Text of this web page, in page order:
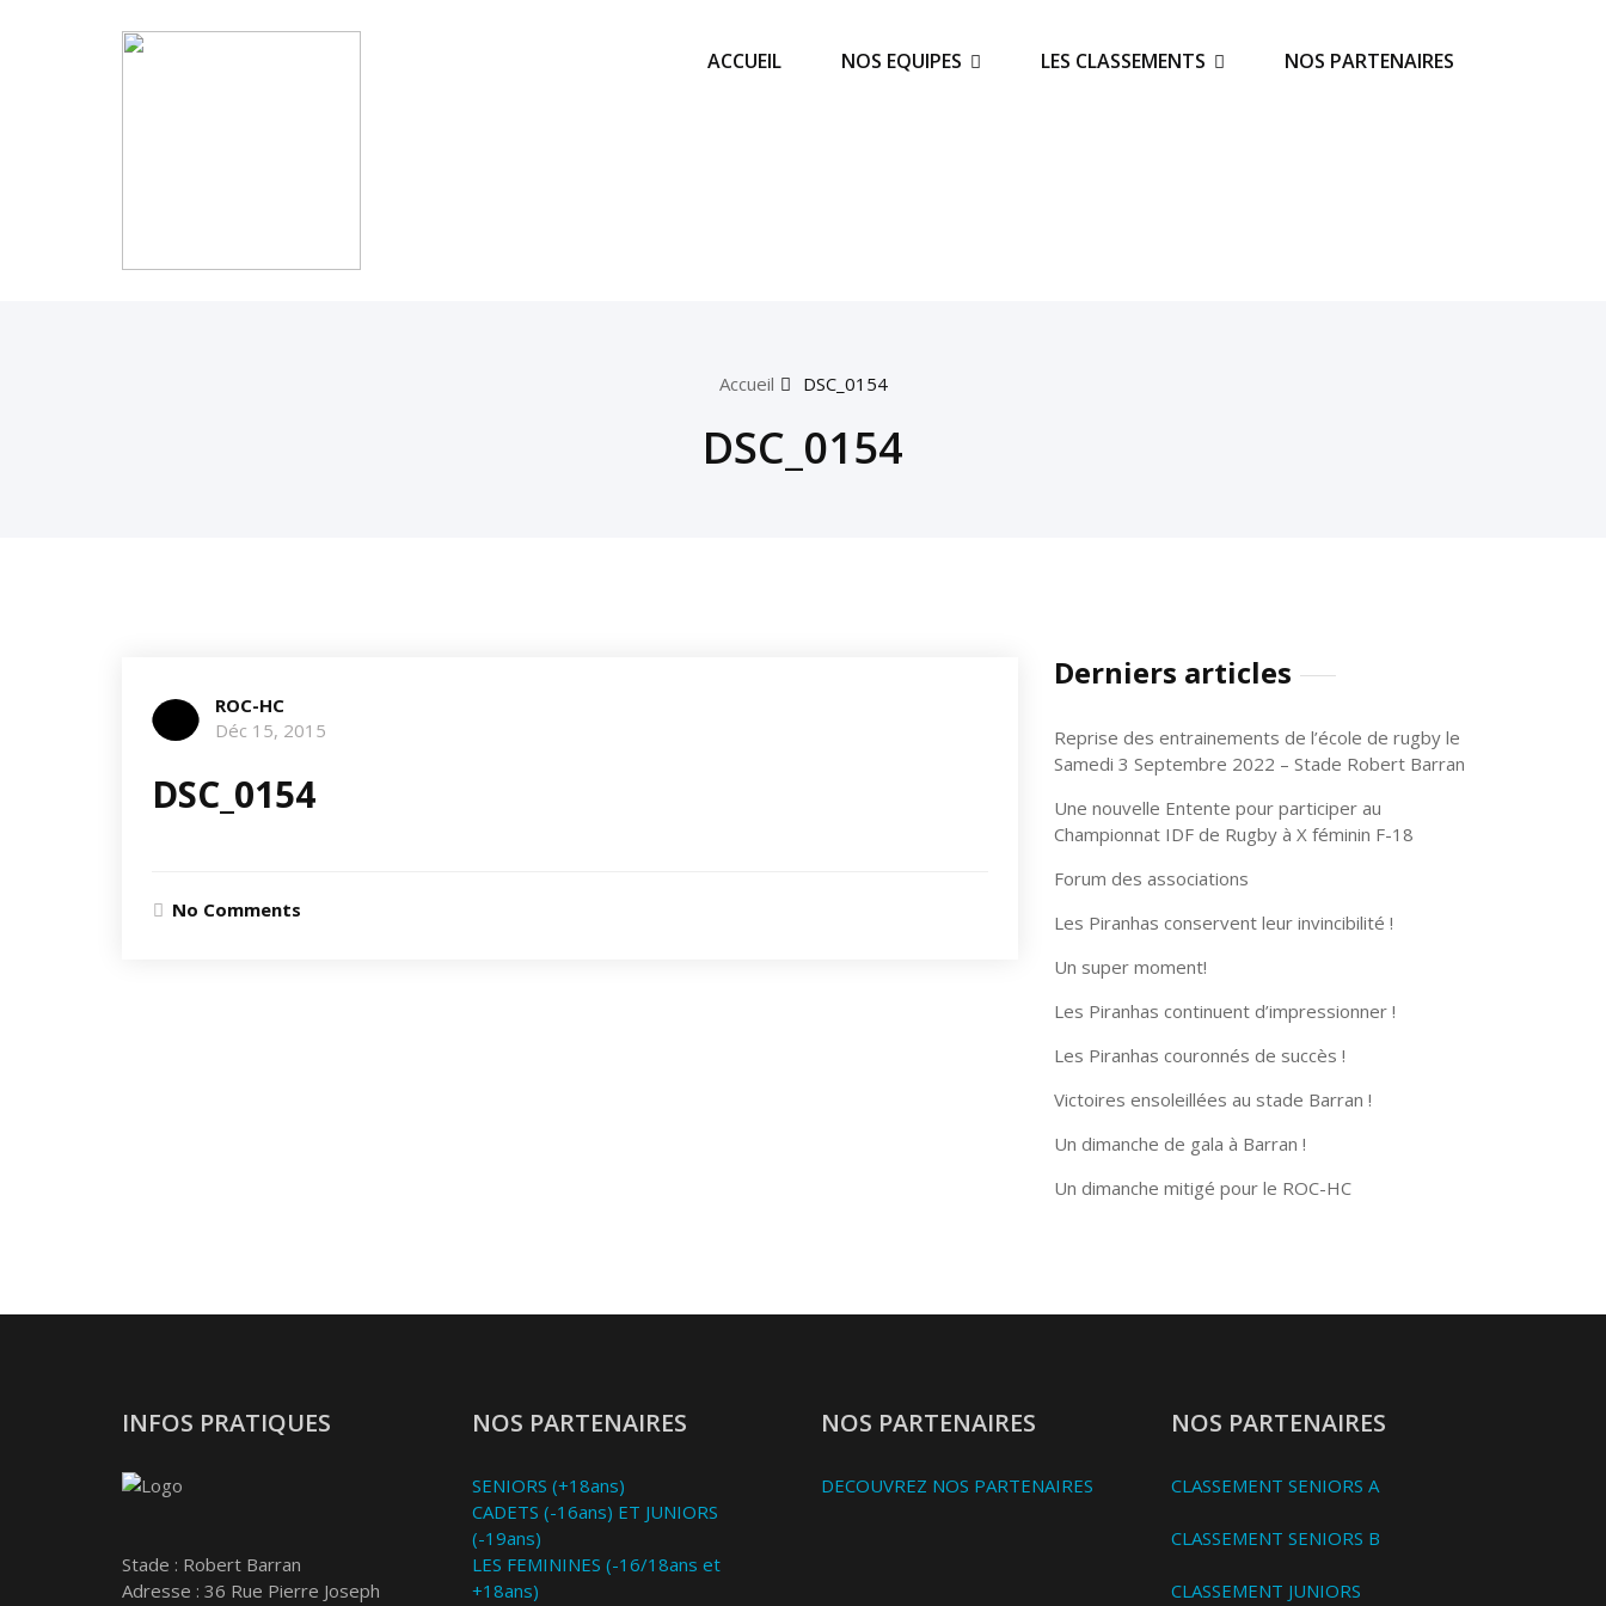
ACCUEIL NOS EQUIPES LES CLASSEMENTS NOS PARTENAIRES
Accueil DSC_0154
DSC_0154
ROC-HC
Déc 15, 2015
DSC_0154
No Comments
Derniers articles
Reprise des entrainements de l’école de rugby le
Samedi 3 Septembre 2022 – Stade Robert Barran
Une nouvelle Entente pour participer au
Championnat IDF de Rugby à X féminin F-18
Forum des associations
Les Piranhas conservent leur invincibilité !
Un super moment!
Les Piranhas continuent d’impressionner !
Les Piranhas couronnés de succès !
Victoires ensoleillées au stade Barran !
Un dimanche de gala à Barran !
Un dimanche mitigé pour le ROC-HC
INFOS PRATIQUES
Stade : Robert Barran
Adresse : 36 Rue Pierre Joseph
NOS PARTENAIRES
SENIORS (+18ans)
CADETS (-16ans) ET JUNIORS
(-19ans)
LES FEMININES (-16/18ans et
+18ans)
NOS PARTENAIRES
DECOUVREZ NOS PARTENAIRES
NOS PARTENAIRES
CLASSEMENT SENIORS A
CLASSEMENT SENIORS B
CLASSEMENT JUNIORS